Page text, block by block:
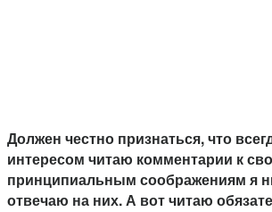
Должен честно признаться, что
интересом читаю комментарии к
принципиальным соображениям я
отвечаю на них. А вот читаю